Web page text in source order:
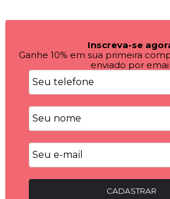
Inscreva-se
Ganhe 10% em sua primeira
enviado por
CADASTRAR